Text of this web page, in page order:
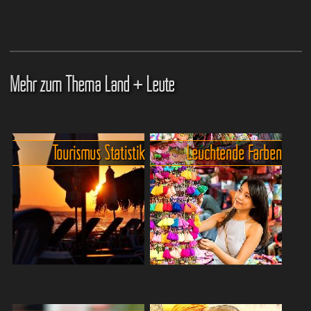
Mehr zum Thema Land + Leute
Tourismus Statistik
Farben - Du wirst es lieben!.
Leuchtende Farben